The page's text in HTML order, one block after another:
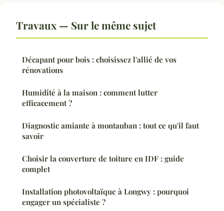
Travaux — Sur le même sujet
Décapant pour bois : choisissez l'allié de vos
rénovations
Humidité à la maison : comment lutter
efficacement ?
Diagnostic amiante à montauban : tout ce qu'il faut
savoir
Choisir la couverture de toiture en IDF : guide
complet
Installation photovoltaïque à Longwy : pourquoi
engager un spécialiste ?